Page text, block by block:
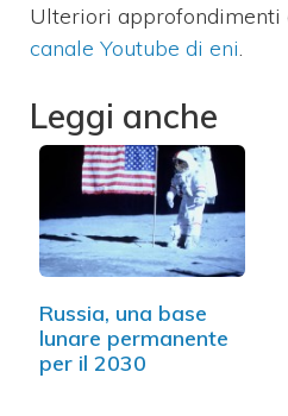
Ulteriori approfondimenti
canale Youtube di eni.
Leggi anche
Russia, una base
lunare permanente
per il 2030